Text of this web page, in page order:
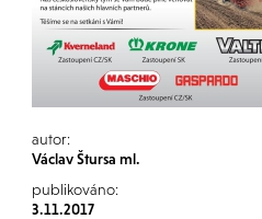
autor:
Václav Štursa ml.
publikováno:
3.11.2017